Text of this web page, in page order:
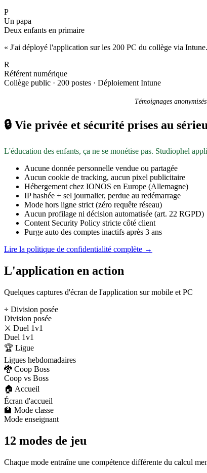
P
Un papa
Deux enfants en primaire
« J'ai déployé l'application sur les 200 PC du collège via
R
Référent numérique
Collège public · 200 postes · Déploiement Intune
Témoignages
🔒 Vie privée et sécurité prises au
L'éducation des enfants, ça ne se monétise pas. Studiophel
Aucune donnée personnelle vendue ou partagée
Aucun cookie de tracking, aucun pixel publicitaire
Hébergement chez IONOS en Europe (Allemagne)
IP hashée + sel journalier, perdue au redémarrage
Mode hors ligne strict (zéro requête réseau)
Aucun profilage ni décision automatisée (art. 22 RGPD)
Content Security Policy stricte côté client
Purge auto des comptes inactifs après 3 ans
Lire la politique de confidentialité complète →
L'application en action
Quelques captures d'écran de l'application sur mobile et PC
÷ Division posée
Division posée
⚔️ Duel 1v1
Duel 1v1
🏆 Ligue
Ligues hebdomadaires
🐉 Coop Boss
Coop vs Boss
🏠 Accueil
Écran d'accueil
🏫 Mode classe
Mode enseignant
12 modes de jeu
Chaque mode entraîne une compétence différente du calcul